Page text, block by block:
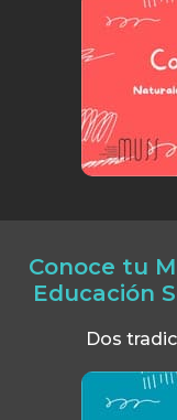
Conoce tu
Educación
Dos